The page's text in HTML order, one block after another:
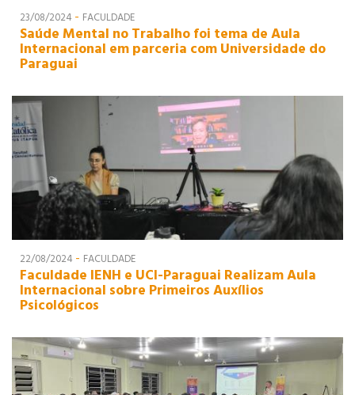
23/08/2024 - FACULDADE
Saúde Mental no Trabalho foi tema de Aula
Internacional em parceria com Universidade do
Paraguai
22/08/2024 - FACULDADE
Faculdade IENH e UCI-Paraguai Realizam Aula
Internacional sobre Primeiros Auxílios
Psicológicos